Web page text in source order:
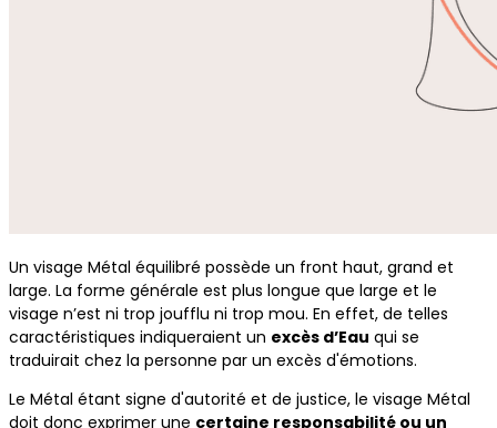
Un visage Métal équilibré possède un front haut, grand et
large. La forme générale est plus longue que large et le
visage n’est ni trop joufflu ni trop mou. En effet, de telles
caractéristiques indiqueraient un excès d’Eau qui se
traduirait chez la personne par un excès d'émotions.
Le Métal étant signe d'autorité et de justice, le visage Métal
doit donc exprimer une certaine responsabilité ou un